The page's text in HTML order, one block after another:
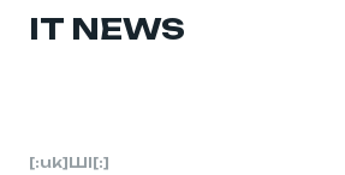
IT NEWS
[:uk]ШІ[:]